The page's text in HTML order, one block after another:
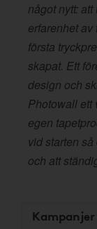
något nytt:
erfarenhet
första
skapat. Ett
design och
Photowall ett
egen
vid starten
och att